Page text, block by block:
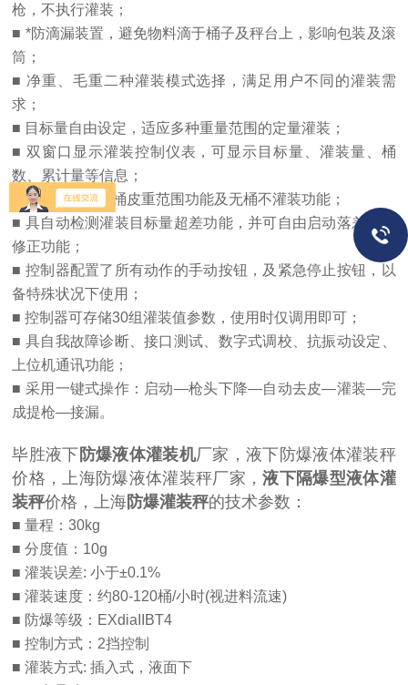
枪，不执行灌装；
■ *防滴漏装置，避免物料滴于桶子及秤台上，影响包装及滚
筒；
■ 净重、毛重二种灌装模式选择，满足用户不同的灌装需
求；
■ 目标量自由设定，适应多种重量范围的定量灌装；
■ 双窗口显示灌装控制仪表，可显示目标量、灌装量、桶
数、累计量等信息；
■ 具自动判别空桶皮重范围功能及无桶不灌装功能；
■ 具自动检测灌装目标量超差功能，并可自由启动落差自动
修正功能；
■ 控制器配置了所有动作的手动按钮，及紧急停止按钮，以
备特殊状况下使用；
■ 控制器可存储30组灌装值参数，使用时仅调用即可；
■ 具自我故障诊断、接口测试、数字式调校、抗振动设定、
上位机通讯功能；
■ 采用一键式操作：启动—枪头下降—自动去皮—灌装—完
成提枪—接漏。
毕胜液下 防爆液体灌装机厂家，液下防爆液体灌装秤
价格，上海防爆液体灌装秤厂家，液下隔爆型液体灌
装秤价格，上海防爆灌装秤的技术参数：
■ 量程：30kg
■ 分度值：10g
■ 灌装误差: 小于±0.1%
■ 灌装速度：约80-120桶/小时(视进料流速)
■ 防爆等级：EXdiaIIBT4
■ 控制方式：2挡控制
■ 灌装方式: 插入式，液面下